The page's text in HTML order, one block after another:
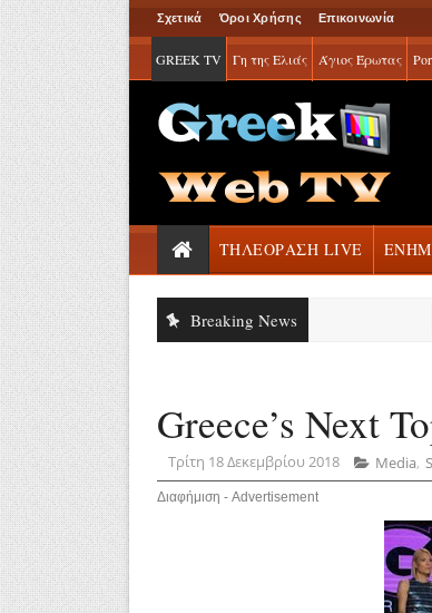
Σχετικά Όροι Χρήσης Επικοινωνία
GREEK TV Γη της Ελιάς Άγιος Έρωτας
ΤΗΛΕΟΡΑΣΗ LIVE
Breaking News
Greece’s Next
Τρίτη 18 Δεκεμβρίου 2018 Media,
Διαφήμιση - Advertisement